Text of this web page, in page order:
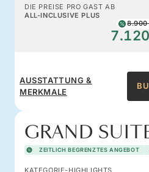
DIE PREISE PRO GAST AB
ALL-INCLUSIVE PLUS
8.900
AUSSTATTUNG &
MERKMALE
GRAND
ZEITLICH BEGRENZTES ANGEBOT
KATEGORIE-HIGHLIGHTS